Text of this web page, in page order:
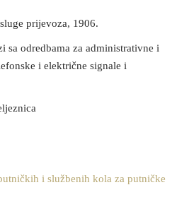
prijevoza, 1906.
sa odredbama za administrativne i
i električne signale i
i službenih kola za putničke